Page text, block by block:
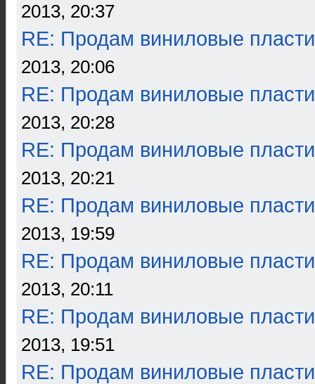
2013, 20:37
RE: Продам виниловые
2013, 20:06
RE: Продам виниловые
2013, 20:28
RE: Продам виниловые
2013, 20:21
RE: Продам виниловые
2013, 19:59
RE: Продам виниловые
2013, 20:11
RE: Продам виниловые
2013, 19:51
RE: Продам виниловые